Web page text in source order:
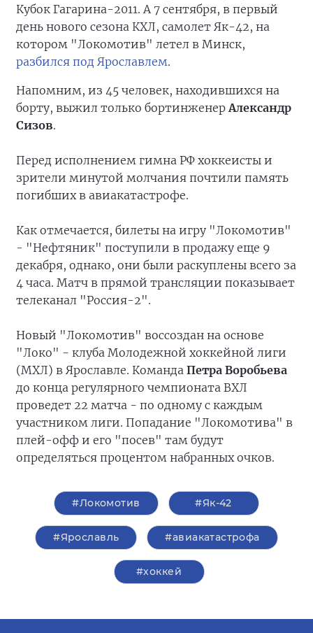
Кубок Гагарина-2011. А 7 сентября, в первый
день нового сезона КХЛ, самолет Як-42, на
котором "Локомотив" летел в Минск,
разбился под Ярославлем.
Напомним, из 45 человек, находившихся на
борту, выжил только бортинженерАлександр
Сизов.
Перед исполнением гимна РФ хоккеисты и
зрители минутой молчания почтили память
погибших в авиакатастрофе.
Как отмечается, билеты на игру "Локомотив"
- "Нефтяник" поступили в продажу еще 9
декабря, однако, они были раскуплены всего за
4 часа. Матч в прямой трансляции показывает
телеканал "Россия-2".
Новый "Локомотив" воссоздан на основе
"Локо" - клуба Молодежной хоккейной лиги
(МХЛ) в Ярославле. Команда Петра Воробьева
до конца регулярного чемпионата ВХЛ
проведет 22 матча - по одному с каждым
участником лиги. Попадание "Локомотива" в
плей-офф и его "посев" там будут
определяться процентом набранных очков.
#Локомотив #Як-42
#Ярославль #авиакатастрофа
#хоккей